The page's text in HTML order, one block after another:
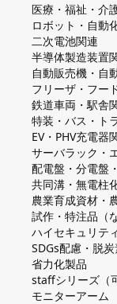
医療・福祉・介
ロボット・自動
二次電池関連
半導体製造装置
自動販売機・自
フリーザ・フー
鉄道車両・駅舎
特装・バス・ト
EV・PHV充電器
サーバラック・
配電盤・分電盤
共同溝・無電柱
農業育成資材・
試作・特注品（
ハイセキュリテ
SDGs配慮・脱
省力化製品
staffシリーズ（
モニターアーム